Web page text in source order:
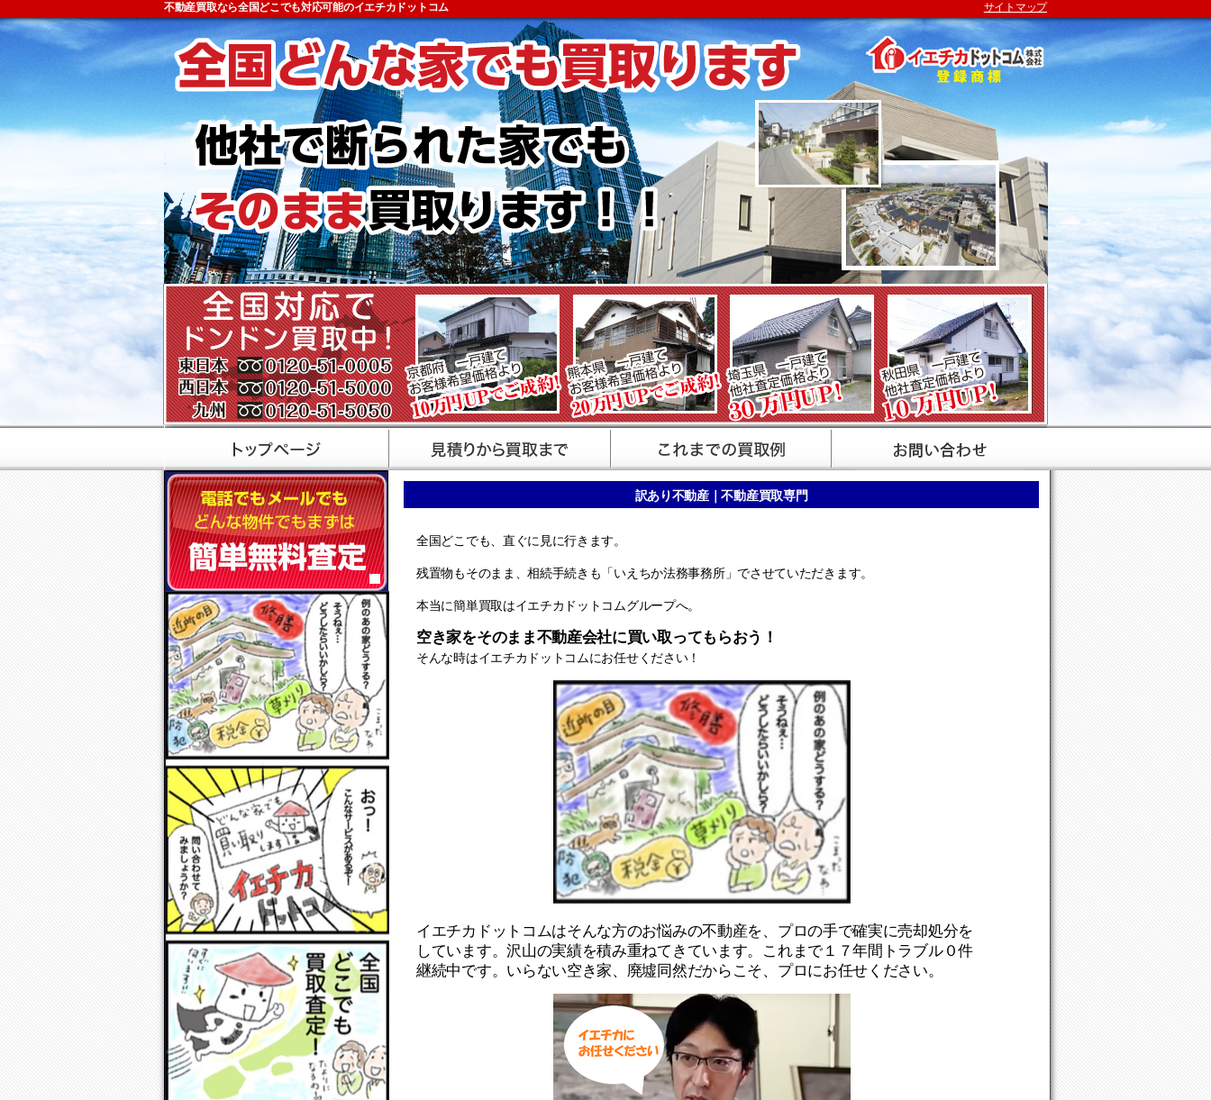
不動産買取なら全国どこでも対応可能のイエチカドットコム サイトマップ
訳あり不動産｜不動産買取専門
全国どこでも、直ぐに見に行きます。
残置物もそのまま、相続手続きも「いえちか法務事務所」でさせていただきます。
本当に簡単買取はイエチカドットコムグループへ。
空き家をそのまま不動産会社に買い取ってもらおう！
そんな時はイエチカドットコムにお任せください！
イエチカドットコムはそんな方のお悩みの不動産を、プロの手で確実に売却処分を
しています。沢山の実績を積み重ねてきています。これまで１７年間トラブル０件
継続中です。いらない空き家、廃墟同然だからこそ、プロにお任せください。